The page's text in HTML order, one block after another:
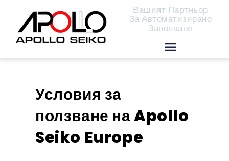
Вашият Партньор
За Автоматизирано
Запояване
Условия за
ползване на Apollo
Seiko Europe